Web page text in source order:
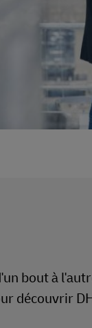
bout à
découvrir